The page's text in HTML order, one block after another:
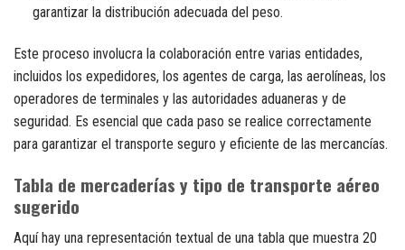
garantizar la distribución adecuada del peso.
Este proceso involucra la colaboración entre varias entidades,
incluidos los expedidores, los agentes de carga, las aerolíneas, los
operadores de terminales y las autoridades aduaneras y de
seguridad. Es esencial que cada paso se realice correctamente
para garantizar el transporte seguro y eficiente de las mercancías.
Tabla de mercaderías y tipo de transporte aéreo
sugerido
Aquí hay una representación textual de una tabla que muestra 20